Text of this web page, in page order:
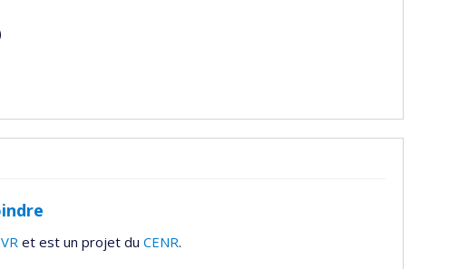
et est un projet du CENR.